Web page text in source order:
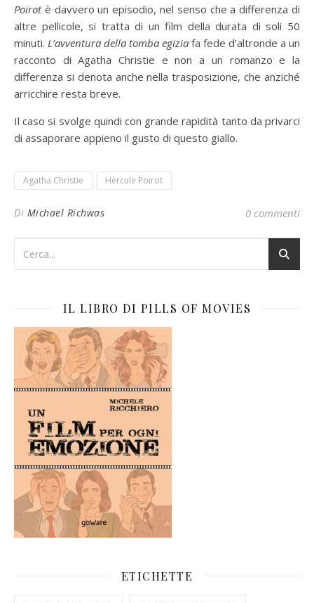
Poirotè davvero un episodio, nel senso che a differenza di
altre pellicole, si tratta di un film della durata di soli 50
minuti. L’avventura della tomba egizia fa fede d’altronde a un
racconto di Agatha Christie e non a un romanzo e la
differenza si denota anche nella trasposizione, che anziché
arricchire resta breve.
Il caso si svolge quindi con grande rapidità tanto da privarci
di assaporare appieno il gusto di questo giallo.
Agatha Christie Hercule Poirot
Di Michael Richwas 0 commenti
IL LIBRO DI PILLS OF MOVIES
ETICHETTE